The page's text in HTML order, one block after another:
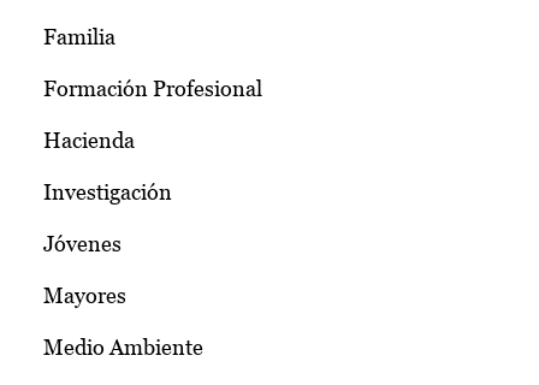
Familia
Formación Profesional
Hacienda
Investigación
Jóvenes
Mayores
Medio Ambiente